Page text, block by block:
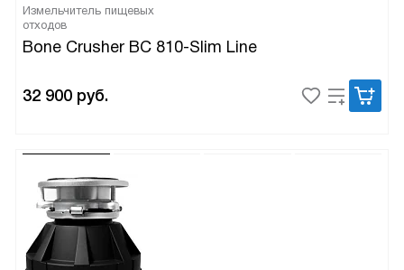
Измельчитель пищевых
отходов
Bone Crusher BC 810-Slim Line
32 900 руб.